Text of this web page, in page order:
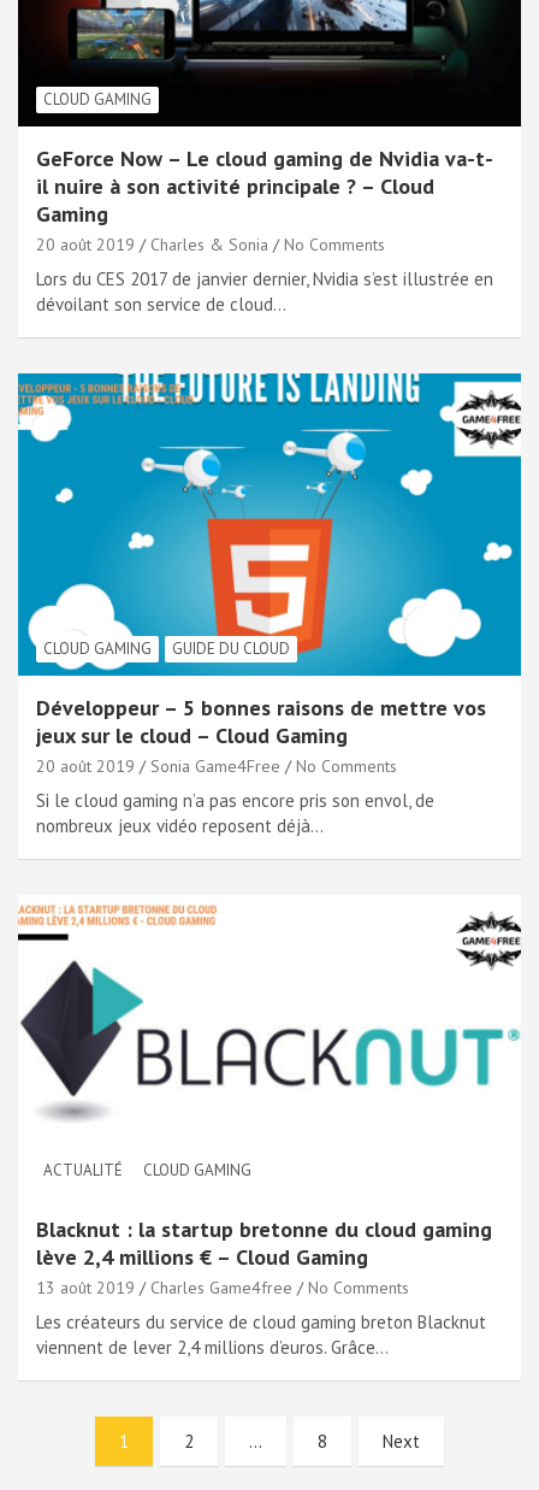
CLOUD GAMING
GeForce Now – Le cloud gaming de Nvidia va-t-
il nuire à son activité principale ? – Cloud
Gaming
20 août 2019 Charles & Sonia No Comments
Lors du CES 2017 de janvier dernier, Nvidia s’est illustrée en
dévoilant son service de cloud…
CLOUD GAMING GUIDE DU CLOUD
Développeur – 5 bonnes raisons de mettre vos
jeux sur le cloud – Cloud Gaming
20 août 2019 Sonia Game4Free No Comments
Si le cloud gaming n’a pas encore pris son envol, de
nombreux jeux vidéo reposent déjà…
ACTUALITÉ CLOUD GAMING
Blacknut : la startup bretonne du cloud gaming
lève 2,4 millions € – Cloud Gaming
13 août 2019 Charles Game4free No Comments
Les créateurs du service de cloud gaming breton Blacknut
viennent de lever 2,4 millions d’euros. Grâce…
Pagination
1 2 … 8 Next